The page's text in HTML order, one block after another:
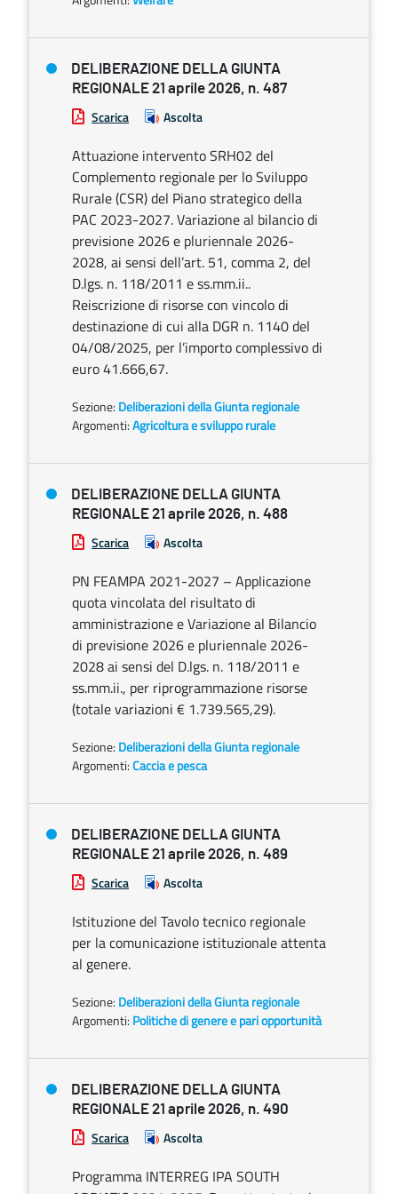
DELIBERAZIONE DELLA GIUNTA
REGIONALE 21 aprile 2026, n. 487
Scarica Ascolta
Attuazione intervento SRH02 del
Complemento regionale per lo Sviluppo
Rurale (CSR) del Piano strategico della
PAC 2023-2027. Variazione al bilancio di
previsione 2026 e pluriennale 2026-
2028, ai sensi dell’art. 51, comma 2, del
D.lgs. n. 118/2011 e ss.mm.ii..
Reiscrizione di risorse con vincolo di
destinazione di cui alla DGR n. 1140 del
04/08/2025, per l’importo complessivo di
euro 41.666,67.
Sezione: Deliberazioni della Giunta regionale
Argomenti:Agricoltura e sviluppo rurale
DELIBERAZIONE DELLA GIUNTA
REGIONALE 21 aprile 2026, n. 488
Scarica Ascolta
PN FEAMPA 2021-2027 – Applicazione
quota vincolata del risultato di
amministrazione e Variazione al Bilancio
di previsione 2026 e pluriennale 2026-
2028 ai sensi del D.lgs. n. 118/2011 e
ss.mm.ii., per riprogrammazione risorse
(totale variazioni € 1.739.565,29).
Sezione: Deliberazioni della Giunta regionale
Argomenti:Caccia e pesca
DELIBERAZIONE DELLA GIUNTA
REGIONALE 21 aprile 2026, n. 489
Scarica Ascolta
Istituzione del Tavolo tecnico regionale
per la comunicazione istituzionale attenta
al genere.
Sezione: Deliberazioni della Giunta regionale
Argomenti: Politiche di genere e pari opportunità
DELIBERAZIONE DELLA GIUNTA
REGIONALE 21 aprile 2026, n. 490
Scarica Ascolta
Programma INTERREG IPA SOUTH